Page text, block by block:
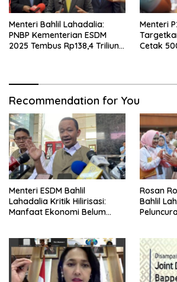
Menteri Bahlil Lahadalia:
PNBP Kementerian ESDM
2025 Tembus Rp138,4 Triliun,
Menteri
Cetak
Recommendation for You
Menteri ESDM Bahlil
Lahadalia Kritik Hilirisasi:
Manfaat Ekonomi Belum
Rosan
Bahlil